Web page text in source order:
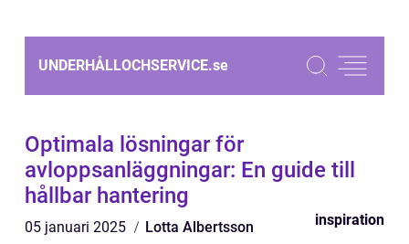
UNDERHÅLLOCHSERVICE.se
Optimala lösningar för
avloppsanläggningar: En guide till
hållbar hantering
05 januari 2025 Lotta Albertsson inspiration